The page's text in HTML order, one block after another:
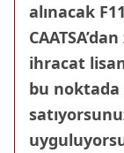
alınacak
ihracat
bu noktada